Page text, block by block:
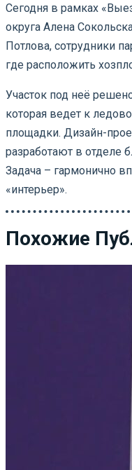
Сегодня в рамках
округа Алена
Потлова, сотрудники
где расположить
Участок под неё
которая ведет к
площадки. Дизайн-
разработают в отделе
Задача – гармонично
«интерьер».
Похожие